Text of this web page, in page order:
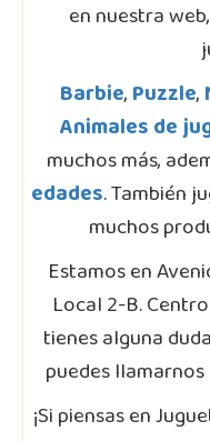
en nuestra
Barbie,Puzzle,
Animales de
muchos más,
edades. También
muchos
Estamos en
Local 2-B.
tienes alguna
puedes
¡Si piensas en